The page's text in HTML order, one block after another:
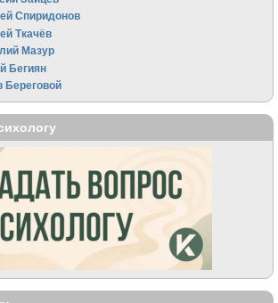
Спиридонов
Ткачёв
Мазур
Бегиян
Береговой